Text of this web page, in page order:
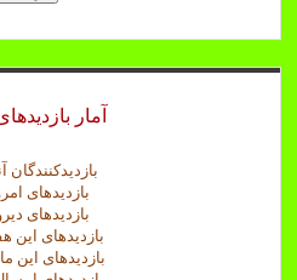
ب
آمار
بازدیدکنندگان
بازدیدهای
بازدیدهای
بازدیدهای این
بازدیدهای این